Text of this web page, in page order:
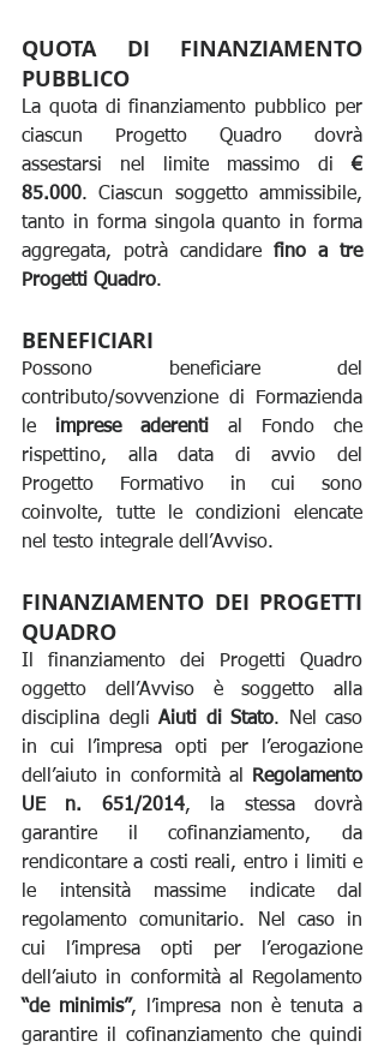
QUOTA DI FINANZIAMENTO
PUBBLICO
La quota di finanziamento pubblico per
ciascun Progetto Quadro dovrà
assestarsi nel limite massimo di €
85.000. Ciascun soggetto ammissibile,
tanto in forma singola quanto in forma
aggregata, potrà candidare fino a tre
Progetti Quadro.
BENEFICIARI
Possono beneficiare del
contributo/sovvenzione di Formazienda
le imprese aderenti al Fondo che
rispettino, alla data di avvio del
Progetto Formativo in cui sono
coinvolte, tutte le condizioni elencate
nel testo integrale dell’Avviso.
FINANZIAMENTO DEI PROGETTI
QUADRO
Il finanziamento dei Progetti Quadro
oggetto dell’Avviso è soggetto alla
disciplina degli Aiuti di Stato. Nel caso
in cui l’impresa opti per l’erogazione
dell’aiuto in conformità al
Regolamento
UE n. 651/2014, la stessa dovrà
garantire il cofinanziamento, da
rendicontare a costi reali, entro i limiti e
le intensità massime indicate dal
regolamento comunitario. Nel caso in
cui l’impresa opti per l’erogazione
“de minimis”, l’impresa non è tenuta a
garantire il cofinanziamento che quindi